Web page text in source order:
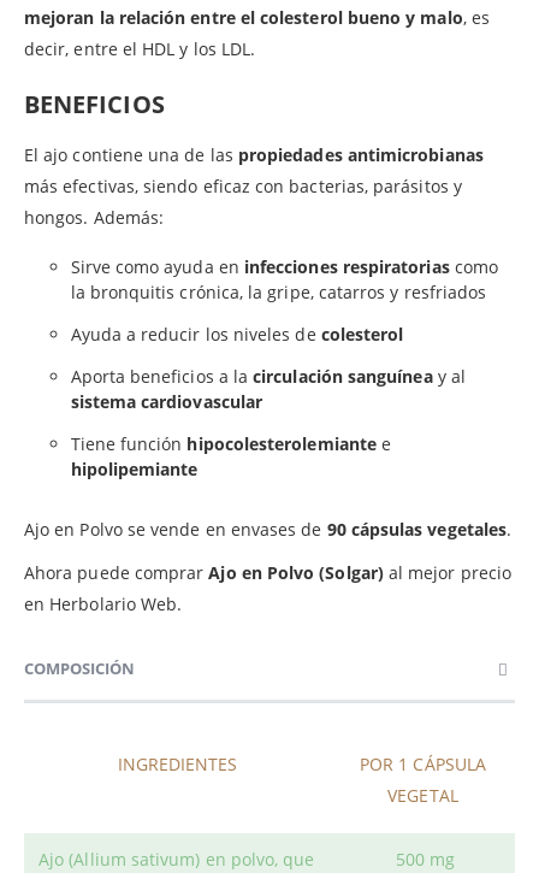
mejoran la relación entre el colesterol bueno y malo, es
decir, entre el HDL y los LDL.
BENEFICIOS
El ajo contiene una de las propiedades antimicrobianas
más efectivas, siendo eficaz con bacterias, parásitos y
hongos. Además:
Sirve como ayuda en infecciones respiratoriascomo
la bronquitis crónica, la gripe, catarros y resfriados
Ayuda a reducir los niveles de colesterol
Aporta beneficios a lacirculación sanguíneay al
sistema cardiovascular
Tiene función hipocolesterolemiantee
hipolipemiante
Ajo en Polvo se vende en envases de 90 cápsulas vegetales.
Ahora puede comprarAjo en Polvo (Solgar)al mejor precio
en Herbolario Web.
COMPOSICIÓN
INGREDIENTES
POR 1 CÁPSULA
VEGETAL
Ajo (Allium sativum) en polvo, que 500 mg